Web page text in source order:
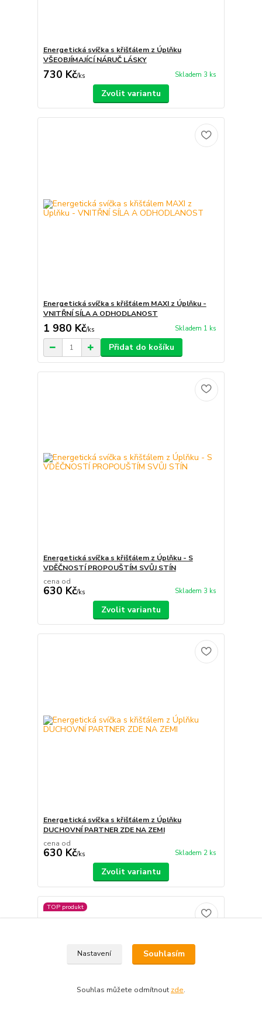
Energetická svíčka s křišťálem z Úplňku
VŠEOBJÍMAJÍCÍ NÁRUČ LÁSKY
730 Kč/ks Skladem 3 ks
Zvolit variantu
Energetická svíčka s křišťálem MAXI z Úplňku -
VNITŘNÍ SÍLA A ODHODLANOST
1 980 Kč/ks Skladem 1 ks
Přidat do košíku
Energetická svíčka s křišťálem z Úplňku - S
VDĚČNOSTÍ PROPOUŠTÍM SVŮJ STÍN
cena od
630 Kč/ks Skladem 3 ks
Zvolit variantu
Energetická svíčka s křišťálem z Úplňku
DUCHOVNÍ PARTNER ZDE NA ZEMI
cena od
630 Kč/ks Skladem 2 ks
Zvolit variantu
TOP produkt
Nastavení Souhlasím
Souhlas můžete odmítnout zde.